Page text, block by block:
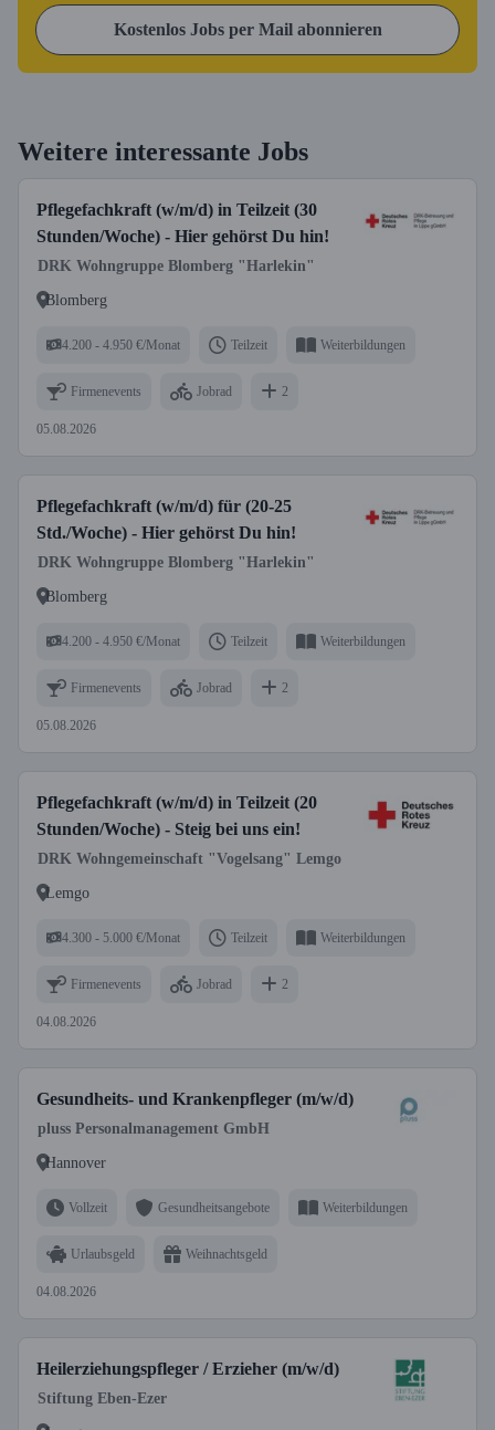
Kostenlos Jobs per Mail abonnieren
Weitere interessante Jobs
Pflegefachkraft (w/m/d) in Teilzeit (30
Stunden/Woche) - Hier gehörst Du hin!
DRK Wohngruppe Blomberg "Harlekin"
Blomberg
4.200 - 4.950 €/Monat Teilzeit Weiterbildungen
Firmenevents Jobrad 2
05.08.2026
Pflegefachkraft (w/m/d) für (20-25
Std./Woche) - Hier gehörst Du hin!
DRK Wohngruppe Blomberg "Harlekin"
Blomberg
4.200 - 4.950 €/Monat Teilzeit Weiterbildungen
Firmenevents Jobrad 2
05.08.2026
Pflegefachkraft (w/m/d) in Teilzeit (20
Stunden/Woche) - Steig bei uns ein!
DRK Wohngemeinschaft "Vogelsang" Lemgo
Lemgo
4.300 - 5.000 €/Monat Teilzeit Weiterbildungen
Firmenevents Jobrad 2
04.08.2026
Gesundheits- und Krankenpfleger (m/w/d)
pluss Personalmanagement GmbH
Hannover
Vollzeit Gesundheitsangebote Weiterbildungen
Urlaubsgeld Weihnachtsgeld
04.08.2026
Heilerziehungspfleger / Erzieher (m/w/d)
Stiftung Eben-Ezer